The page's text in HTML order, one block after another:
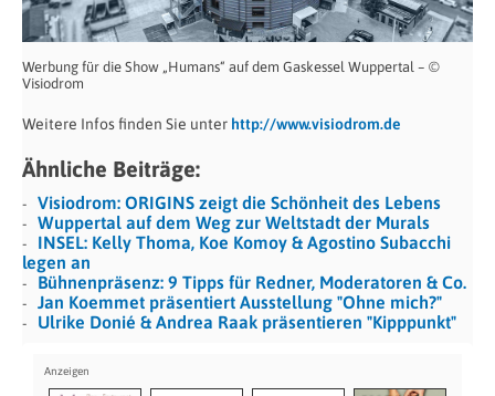
Werbung für die Show „Humans“ auf dem Gaskessel Wuppertal – ©
Visiodrom
Weitere Infos finden Sie unter http://www.visiodrom.de
Ähnliche Beiträge:
Visiodrom: ORIGINS zeigt die Schönheit des Lebens
Wuppertal auf dem Weg zur Weltstadt der Murals
INSEL: Kelly Thoma, Koe Komoy & Agostino Subacchi
legen an
Bühnenpräsenz: 9 Tipps für Redner, Moderatoren & Co.
Jan Koemmet präsentiert Ausstellung "Ohne mich?"
Ulrike Donié & Andrea Raak präsentieren "Kipppunkt"